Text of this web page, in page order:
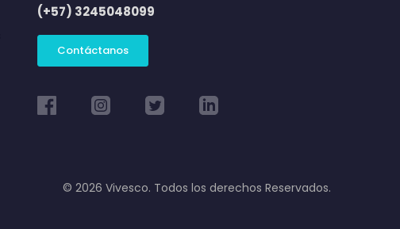
(+57) 3245048099
Contáctanos
© 2026 Vivesco. Todos los derechos Reservados.